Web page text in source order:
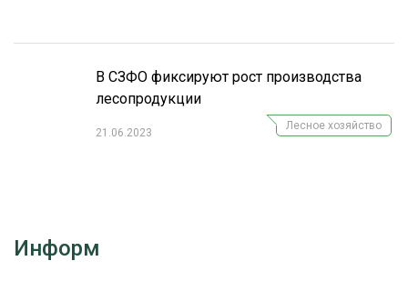
В СЗФО фиксируют рост производства
лесопродукции
21.06.2023
Лесное хозяйство
Информ